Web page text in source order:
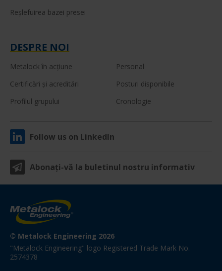
Reşlefuirea bazei presei
DESPRE NOI
Metalock în acţiune
Personal
Certificări şi acreditări
Posturi disponibile
Profilul grupului
Cronologie
Follow us on LinkedIn
Abonaţi-vă la buletinul nostru informativ
© Metalock Engineering 2026
"Metalock Engineering" logo Registered Trade Mark No.
2574378